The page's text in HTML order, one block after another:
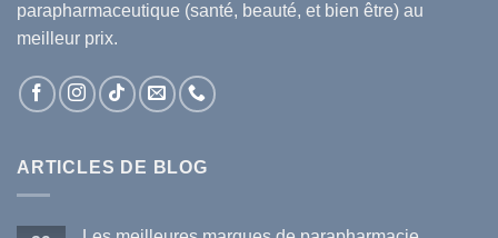
parapharmaceutique (santé, beauté, et bien être) au
meilleur prix.
ARTICLES DE BLOG